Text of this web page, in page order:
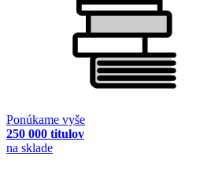
Ponúkame vyše
250 000 titulov
na sklade